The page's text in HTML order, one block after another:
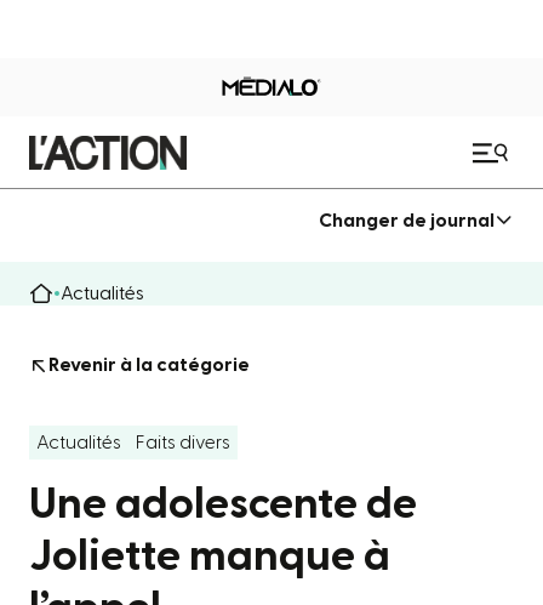
Changer de journal
Actualités
Revenir à la catégorie
Actualités Faits divers
Une adolescente de
Joliette manque à